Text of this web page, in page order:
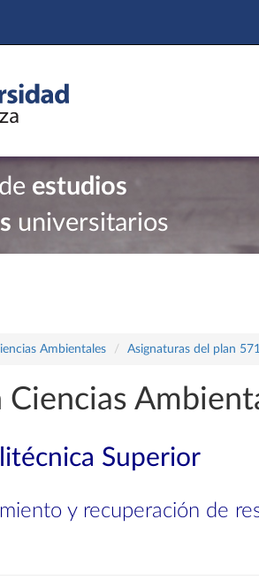
estudios
universitarios
Ambientales Asignaturas del plan 571
Ciencias
Superior
y recuperación de